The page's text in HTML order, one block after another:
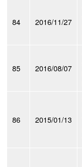
84 2016/11/27
85 2016/08/07
86 2015/01/13